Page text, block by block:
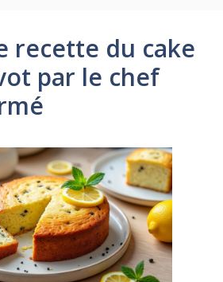
recette du cake
par le chef